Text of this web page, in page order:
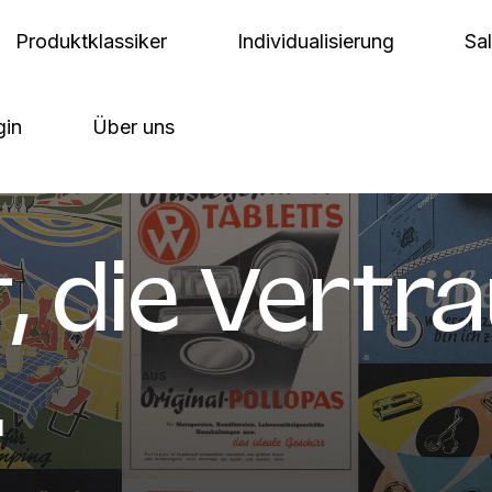
Produktklassiker Individualisierung
Über uns
die